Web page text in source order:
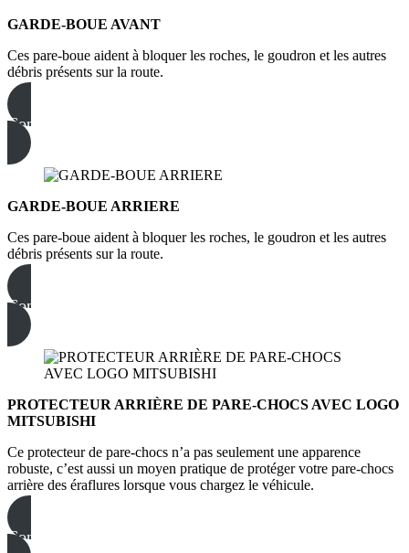
GARDE-BOUE AVANT
Ces pare-boue aident à bloquer les roches, le goudron et les autres
débris présents sur la route.
Commandez dès maintenant
GARDE-BOUE ARRIERE
Ces pare-boue aident à bloquer les roches, le goudron et les autres
débris présents sur la route.
Commandez dès maintenant
PROTECTEUR ARRIÈRE DE PARE-CHOCS AVEC LOGO
MITSUBISHI
Ce protecteur de pare-chocs n’a pas seulement une apparence
robuste, c’est aussi un moyen pratique de protéger votre pare-chocs
arrière des éraflures lorsque vous chargez le véhicule.
Commandez dès maintenant